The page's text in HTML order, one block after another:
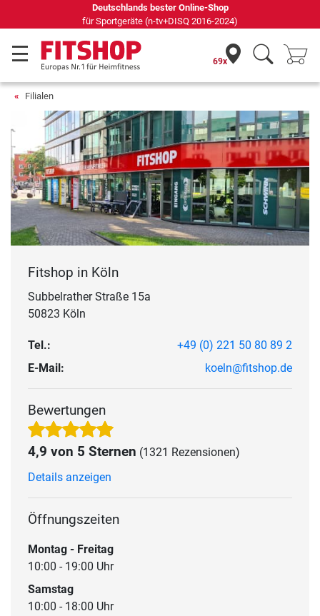
Deutschlands bester Online-Shop
für Sportgeräte (n-tv+DISQ 2016-2024)
69x
Filialen
Fitshop in Köln
Subbelrather Straße 15a
50823 Köln
Tel.:
+49 (0) 221 50 80 89 2
E-Mail:
koeln@fitshop.de
Bewertungen
4,9 von 5 Sternen (1321 Rezensionen)
Details anzeigen
Öffnungszeiten
Montag - Freitag
10:00 - 19:00 Uhr
Samstag
10:00 - 18:00 Uhr